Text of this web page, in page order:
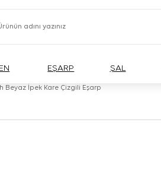
EŞARP ŞAL
Beyaz İpek Kare Çizgili Eşarp